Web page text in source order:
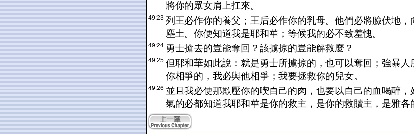
將你的眾女肩上扛來。
49:23 列王必作你的養父；王后必作你的乳母。他們必將臉伏地，
塵土。你便知道我是耶和華；等候我的必不致羞愧。
49:24 勇士搶去的豈能奪回？該擄掠的豈能解救麼？
49:25 但耶和華如此說：就是勇士所擄掠的，也可以奪回；強暴
你相爭的，我必與他相爭；我要拯救你的兒女。
49:26 並且我必使那欺壓你的喫自己的肉，也要以自己的血喝醉，
氣的必都知道我耶和華是你的救主，是你的救贖主，是雅各